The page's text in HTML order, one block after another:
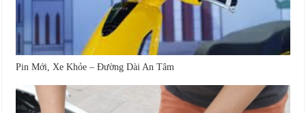
Pin Mới, Xe Khỏe – Đường Dài An Tâm